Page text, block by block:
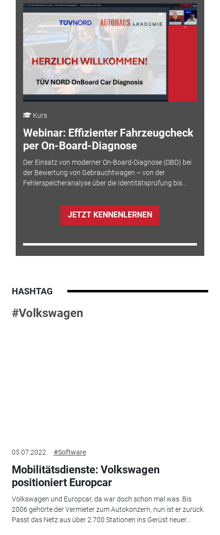
Kurs
Webinar: Effizienter Fahrzeugcheck
per On-Board-Diagnose
Der Einsatz von moderner On-Board-Diagnose (OBD) bei
der Bewertung von Gebrauchtwagen – von der
Fehlerspeicheranalyse über die Identitätsprüfung bis...
JETZT KENNENLERNEN
HASHTAG
#Volkswagen
05.07.2022 #Software
Mobilitätsdienste: Volkswagen
positioniert Europcar
Volkswagen und Europcar, da war doch schon mal was. Bis
2006 gehörte der Vermieter zum Autokonzern, nun ist er zurück.
Passt das Netz aus über 2.700 Stationen ins Gerüst neuer...